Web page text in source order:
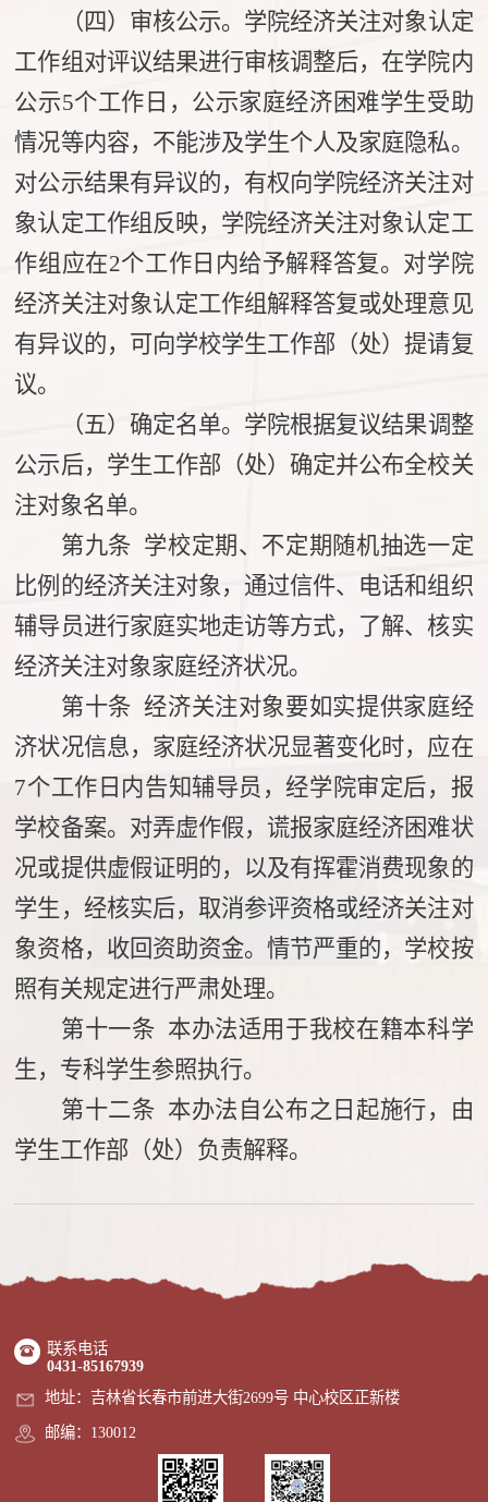
（四）审核公示。学院经济关注对象认定
工作组对评议结果进行审核调整后，在学院内
公示5个工作日，公示家庭经济困难学生受助
情况等内容，不能涉及学生个人及家庭隐私。
对公示结果有异议的，有权向学院经济关注对
象认定工作组反映，学院经济关注对象认定工
作组应在2个工作日内给予解释答复。对学院
经济关注对象认定工作组解释答复或处理意见
有异议的，可向学校学生工作部（处）提请复
议。
（五）确定名单。学院根据复议结果调整
公示后，学生工作部（处）确定并公布全校关
注对象名单。
第九条 学校定期、不定期随机抽选一定
比例的经济关注对象，通过信件、电话和组织
辅导员进行家庭实地走访等方式，了解、核实
经济关注对象家庭经济状况。
第十条 经济关注对象要如实提供家庭经
济状况信息，家庭经济状况显著变化时，应在
7个工作日内告知辅导员，经学院审定后，报
学校备案。对弄虚作假，谎报家庭经济困难状
况或提供虚假证明的，以及有挥霍消费现象的
学生，经核实后，取消参评资格或经济关注对
象资格，收回资助资金。情节严重的，学校按
照有关规定进行严肃处理。
第十一条 本办法适用于我校在籍本科学
生，专科学生参照执行。
第十二条 本办法自公布之日起施行，由
学生工作部（处）负责解释。
联系电话
0431-85167939
地址：吉林省长春市前进大街2699号 中心校区正新楼
邮编：130012